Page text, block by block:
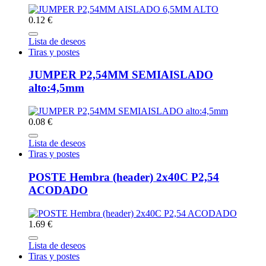
0.12 €
Lista de deseos
Tiras y postes
JUMPER P2,54MM SEMIAISLADO
alto:4,5mm
0.08 €
Lista de deseos
Tiras y postes
POSTE Hembra (header) 2x40C P2,54
ACODADO
1.69 €
Lista de deseos
Tiras y postes